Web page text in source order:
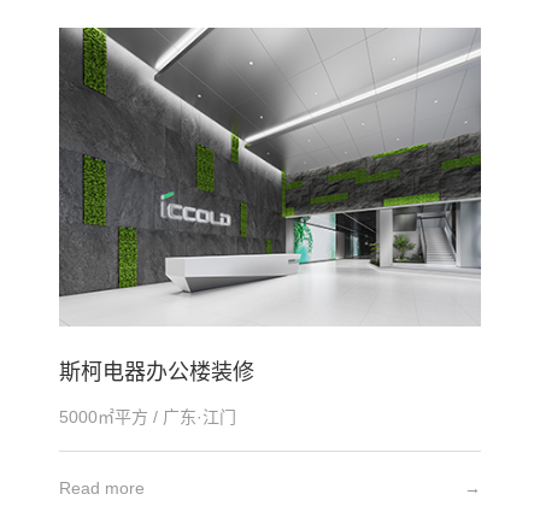
斯柯电器办公楼装修
5000㎡平方 / 广东·江门
→
Read more